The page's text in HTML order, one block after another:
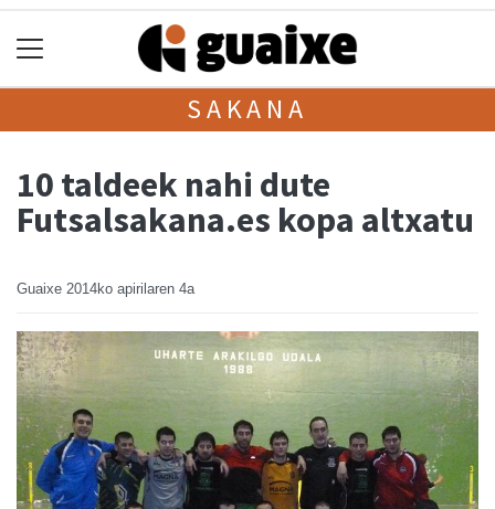
SAKANA
10 taldeek nahi dute
Futsalsakana.es kopa altxatu
Guaixe 2014ko apirilaren 4a